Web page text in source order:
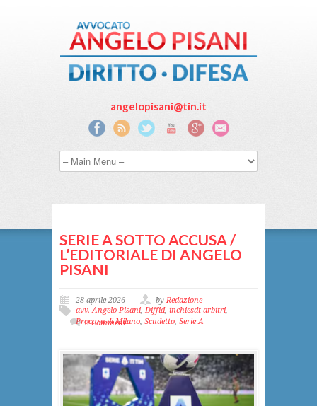
angelopisani@tin.it
SERIE A SOTTO ACCUSA /
L’EDITORIALE DI ANGELO
PISANI
28 aprile 2026 byRedazione
avv. Angelo Pisani, Diffid, inchiesdt arbitri,
Procura di Milano, Scudetto, Serie A
0 Comment